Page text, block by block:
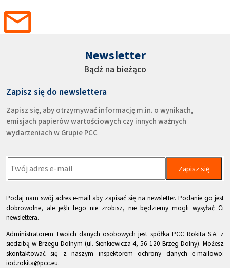
Newsletter
Bądź na bieżąco
Zapisz się do newslettera
Zapisz się, aby otrzymywać informację m.in. o wynikach,
emisjach papierów wartościowych czy innych ważnych
wydarzeniach w Grupie PCC
Zapisz się
Podaj nam swój adres e-mail aby zapisać się na newsletter. Podanie go jest
dobrowolne, ale jeśli tego nie zrobisz, nie będziemy mogli wysyłać Ci
newslettera.
Administratorem Twoich danych osobowych jest spółka PCC Rokita S.A. z
siedzibą w Brzegu Dolnym (ul. Sienkiewicza 4, 56-120 Brzeg Dolny). Możesz
skontaktować się z naszym inspektorem ochrony danych e-mailowo:
iod.rokita@pcc.eu.